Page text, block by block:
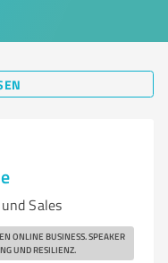
Sales
ONLINE BUSINESS. SPEAKER
UND RESILIENZ.